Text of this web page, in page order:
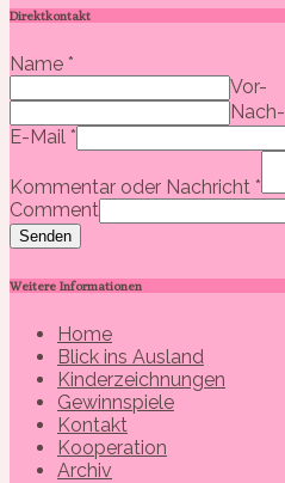
Direktkontakt
Name *
Vor-
Nach-
E-Mail *
Kommentar oder Nachricht *
Comment
Senden
Weitere Informationen
Home
Blick ins Ausland
Kinderzeichnungen
Gewinnspiele
Kontakt
Kooperation
Archiv